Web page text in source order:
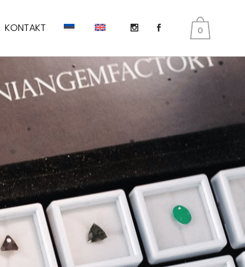
0
DIOPSIID
KUNSIIT
PERIDOT E. OLIVIIN
SMARAGD
TANSANIIT
TURMALIIN
KONTAKT